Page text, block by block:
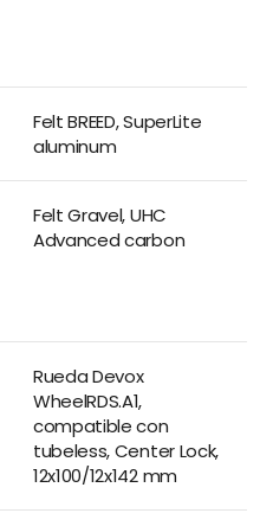
Felt BREED, SuperLite
aluminum
Felt Gravel, UHC
Advanced carbon
Rueda Devox
WheelRDS.A1,
compatible con
tubeless, Center Lock,
12x100/12x142 mm